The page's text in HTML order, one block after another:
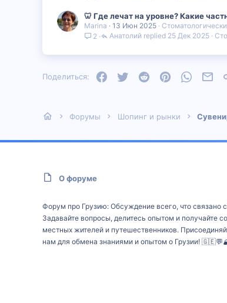
🦷 Где лечат на уровне? Какие
Marina 13 Июн 2025
2
25 Дек 2025
Анатолий
Поделиться: Facebook
Twitter Reddit Pinterest
Форумы Шопинг и рынки
О форуме
Форум про Грузию: Обсуждение всего, что связано
Задавайте вопросы, делитесь опытом и получайте
местных жителей и путешественников.
нам для обмена знаниями и опытом о Грузии!